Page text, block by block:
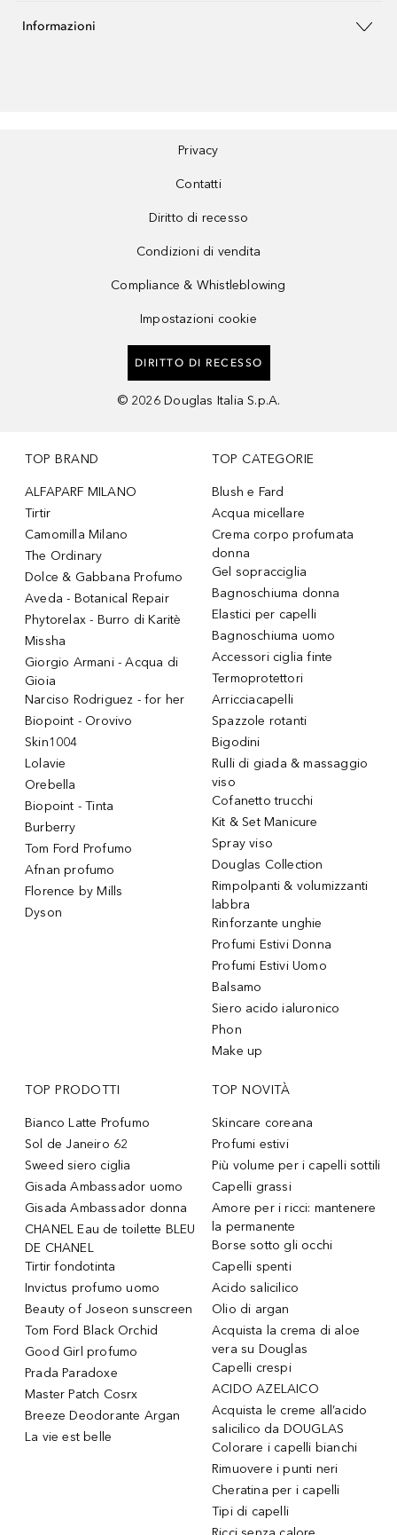
Informazioni
Privacy
Contatti
Diritto di recesso
Condizioni di vendita
Compliance & Whistleblowing
Impostazioni cookie
DIRITTO DI RECESSO
© 2026 Douglas Italia S.p.A.
TOP BRAND
ALFAPARF MILANO
Tirtir
Camomilla Milano
The Ordinary
Dolce & Gabbana Profumo
Aveda - Botanical Repair
Phytorelax - Burro di Karitè
Missha
Giorgio Armani - Acqua di
Gioia
Narciso Rodriguez - for her
Biopoint - Orovivo
Skin1004
Lolavie
Orebella
Biopoint - Tinta
Burberry
Tom Ford Profumo
Afnan profumo
Florence by Mills
Dyson
TOP CATEGORIE
Blush e Fard
Acqua micellare
Crema corpo profumata
donna
Gel sopracciglia
Bagnoschiuma donna
Elastici per capelli
Bagnoschiuma uomo
Accessori ciglia finte
Termoprotettori
Arricciacapelli
Spazzole rotanti
Bigodini
Rulli di giada & massaggio
viso
Cofanetto trucchi
Kit & Set Manicure
Spray viso
Douglas Collection
Rimpolpanti & volumizzanti
labbra
Rinforzante unghie
Profumi Estivi Donna
Profumi Estivi Uomo
Balsamo
Siero acido ialuronico
Phon
Make up
TOP PRODOTTI
Bianco Latte Profumo
Sol de Janeiro 62
Sweed siero ciglia
Gisada Ambassador uomo
Gisada Ambassador donna
CHANEL Eau de toilette BLEU
DE CHANEL
Tirtir fondotinta
Invictus profumo uomo
Beauty of Joseon sunscreen
Tom Ford Black Orchid
Good Girl profumo
Prada Paradoxe
Master Patch Cosrx
Breeze Deodorante Argan
La vie est belle
TOP NOVITÀ
Skincare coreana
Profumi estivi
Più volume per i capelli sottili
Capelli grassi
Amore per i ricci: mantenere
la permanente
Borse sotto gli occhi
Capelli spenti
Acido salicilico
Olio di argan
Acquista la crema di aloe
vera su Douglas
Capelli crespi
ACIDO AZELAICO
Acquista le creme all’acido
salicilico da DOUGLAS
Colorare i capelli bianchi
Rimuovere i punti neri
Cheratina per i capelli
Tipi di capelli